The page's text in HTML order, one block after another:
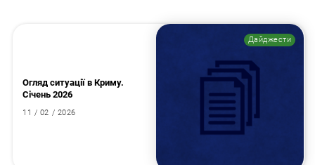
Дайджести
Огляд ситуації в Криму.
Січень 2026
11 / 02 / 2026